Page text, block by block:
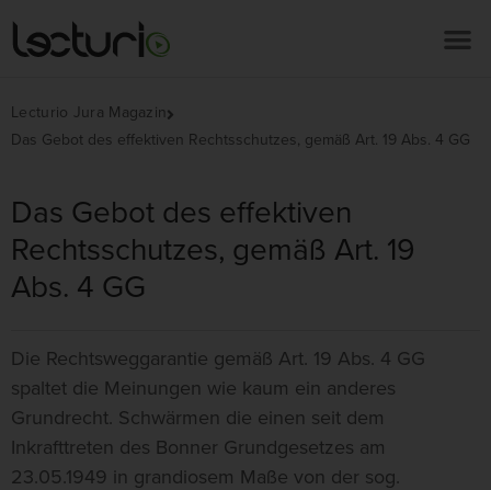
Lecturio Jura Magazin
Das Gebot des effektiven Rechtsschutzes, gemäß Art. 19 Abs. 4 GG
Das Gebot des effektiven
Rechtsschutzes, gemäß Art. 19
Abs. 4 GG
Die Rechtsweggarantie gemäß Art. 19 Abs. 4 GG
spaltet die Meinungen wie kaum ein anderes
Grundrecht. Schwärmen die einen seit dem
Inkrafttreten des Bonner Grundgesetzes am
23.05.1949 in grandiosem Maße von der sog.